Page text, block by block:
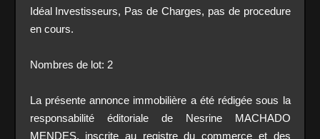
Idéal Investisseurs, Pas de Charges, pas de procedure
en cours.
Nombres de lot: 2
La présente annonce immobilière a été rédigée sous la
responsabilité éditoriale de Nesrine MACHADO
MENDES, inscrite au registre du commerce et des